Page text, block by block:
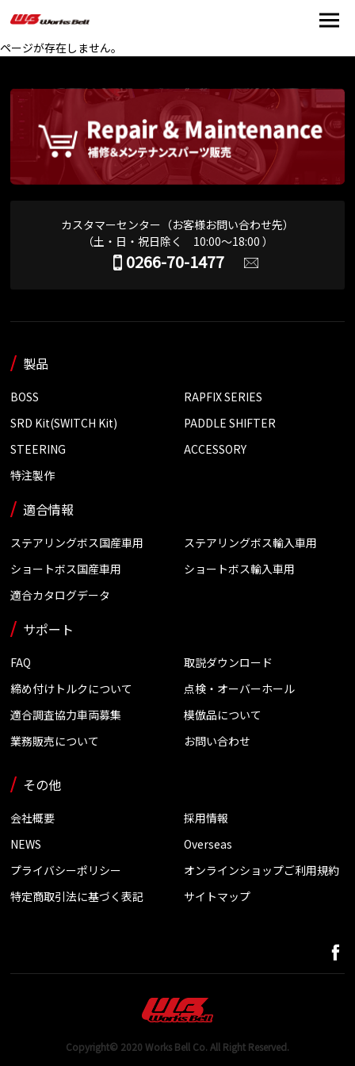
ページが存在しません。
カスタマーセンター（お客様お問い合わせ先）
（土・日・祝日除く 10:00～18:00 ）
0266-70-1477
製品
BOSS
RAPFIX SERIES
SRD Kit(SWITCH Kit)
PADDLE SHIFTER
STEERING
ACCESSORY
特注製作
適合情報
ステアリングボス国産車用
ステアリングボス輸入車用
ショートボス国産車用
ショートボス輸入車用
適合カタログデータ
サポート
FAQ
取説ダウンロード
締め付けトルクについて
点検・オーバーホール
適合調査協力車両募集
模倣品について
業務販売について
お問い合わせ
その他
会社概要
採用情報
NEWS
Overseas
プライバシーポリシー
オンラインショップご利用規約
特定商取引法に基づく表記
サイトマップ
Copyright© 2020 Works Bell Co. All Right Reserved.